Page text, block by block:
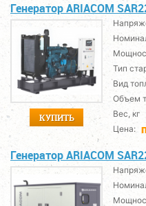
Генератор ARIACOM
КУПИТЬ
Тип
Вид
Объем
Вес, кг
Цена:
Генератор ARIACOM